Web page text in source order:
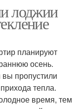
остекление
лоджии
планируют
осень.
пропустили
тепла.
время, тем